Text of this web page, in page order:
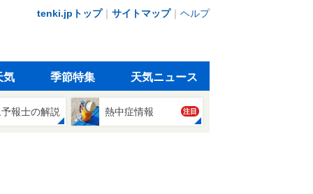
tenki.jpトップ｜ サイトマップ｜ ヘルプ
気 季節特集 天気ニュース
報士の解説 熱中症情報 注目